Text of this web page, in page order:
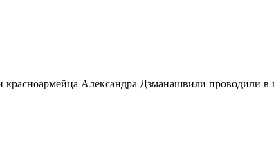
Александра Дзманашвили проводили в